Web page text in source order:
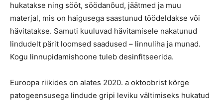
hukatakse ning sööt, söödanõud, jäätmed ja muu
materjal, mis on haigusega saastunud töödeldakse või
hävitatakse. Samuti kuuluvad hävitamisele nakatunud
lindudelt pärit loomsed saadused – linnuliha ja munad.
Kogu linnupidamishoone tuleb desinfitseerida.
Euroopa riikides on alates 2020. a oktoobrist kõrge
patogeensusega lindude gripi leviku vältimiseks hukatud